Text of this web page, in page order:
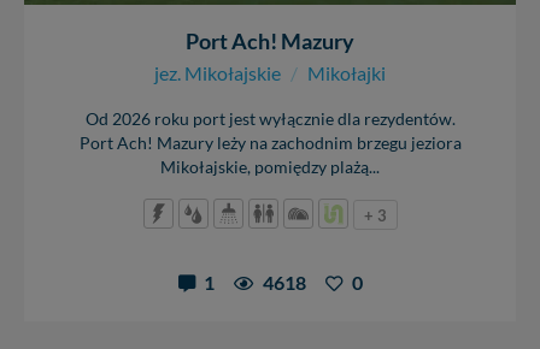
Port Ach! Mazury
jez. Mikołajskie / Mikołajki
Od 2026 roku port jest wyłącznie dla rezydentów.
Port Ach! Mazury leży na zachodnim brzegu jeziora
Mikołajskie, pomiędzy plażą...
+ 3
1 4618 0